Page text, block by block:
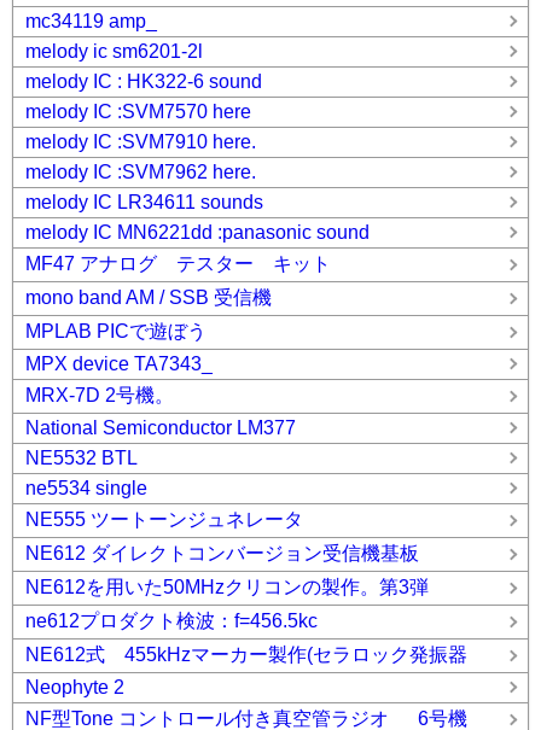
mc34119 amp_
melody ic sm6201-2l
melody IC : HK322-6 sound
melody IC :SVM7570 here
melody IC :SVM7910 here.
melody IC :SVM7962 here.
melody IC LR34611 sounds
melody IC MN6221dd :panasonic sound
MF47 アナログ テスター キット
mono band AM / SSB 受信機
MPLAB PICで遊ぼう
MPX device TA7343_
MRX-7D 2号機。
National Semiconductor LM377
NE5532 BTL
ne5534 single
NE555 ツートーンジュネレータ
NE612 ダイレクトコンバージョン受信機基板
NE612を用いた50MHzクリコンの製作。第3弾
ne612プロダクト検波：f=456.5kc
NE612式 455kHzマーカー製作(セラロック発振器
Neophyte 2
NF型Tone コントロール付き真空管ラジオ 6号機